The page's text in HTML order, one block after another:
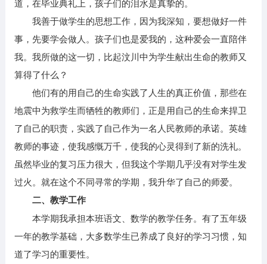
我善于做学生的思想工作，因为我深知，要想做好一件
事，先要学会做人。孩子们也是爱我的，这种爱会一直陪伴
我。我所做的这一切，比起汶川中为学生献出生命的教师又
算得了什么？
他们有的用自己的生命实践了人生的真正价值，那些在
地震中为救学生而牺牲的教师们，正是用自己的生命来捍卫
了自己的职责，实践了自己作为一名人民教师的承诺。英雄
教师的事迹，使我感慨万千，使我的心灵得到了新的洗礼。
虽然毕业的复习压力很大，但我这个学期几乎没有对学生发
过火。就在这个不同寻常的学期，我升华了自己的师爱。
二、教学工作
本学期我承担本班语文、数学的教学任务。有了五年级
一年的教学基础，大多数学生已养成了良好的学习习惯，知
道了学习的重要性。